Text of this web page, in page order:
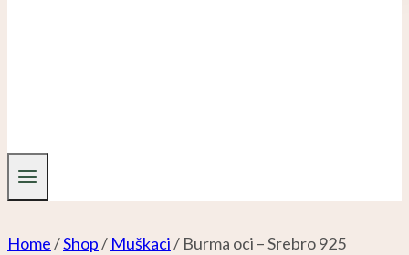
Home/Shop/ Muškaci/ Burma oci – Srebro 925